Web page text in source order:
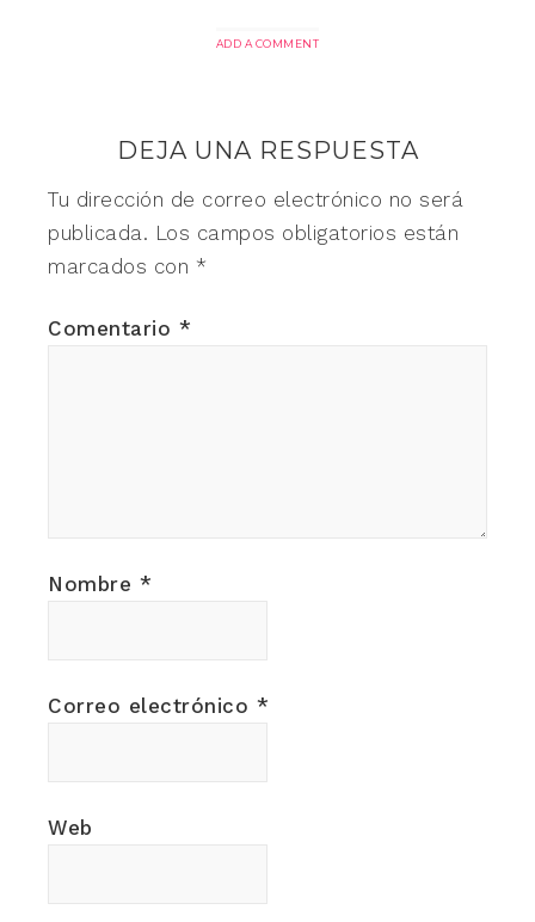
ADD A COMMENT
DEJA UNA RESPUESTA
Tu dirección de correo electrónico no será
publicada. Los campos obligatorios están
marcados con *
Comentario *
Nombre *
Correo electrónico *
Web